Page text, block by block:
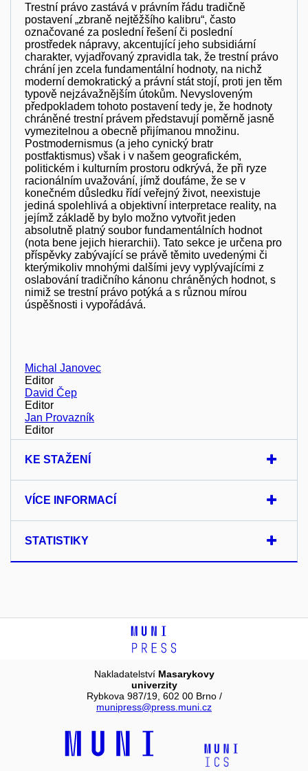
Trestní právo zastává v právním řádu tradičně
postavení „zbraně nejtěžšího kalibru“, často
označované za poslední řešení či poslední
prostředek nápravy, akcentující jeho subsidiární
charakter, vyjadřovaný zpravidla tak, že trestní právo
chrání jen zcela fundamentální hodnoty, na nichž
moderní demokratický a právní stát stojí, proti jen těm
typově nejzávažnějším útokům. Nevysloveným
předpokladem tohoto postavení tedy je, že hodnoty
chráněné trestní právem představují poměrně jasně
vymezitelnou a obecně přijímanou množinu.
Postmodernismus (a jeho cynický bratr
postfaktismus) však i v našem geografickém,
politickém i kulturním prostoru odkrývá, že při ryze
racionálním uvažování, jímž doufáme, že se v
konečném důsledku řídí veřejný život, neexistuje
jediná spolehlivá a objektivní interpretace reality, na
jejímž základě by bylo možno vytvořit jeden
absolutně platný soubor fundamentálních hodnot
(nota bene jejich hierarchii). Tato sekce je určena pro
příspěvky zabývající se právě těmito uvedenými či
kterýmikoliv mnohými dalšími jevy vyplývajícími z
oslabování tradičního kánonu chráněných hodnot, s
nimiž se trestní právo potýká a s různou mírou
úspěšnosti i vypořádává.
Michal Janovec
Editor
David Čep
Editor
Jan Provazník
Editor
KE STAŽENÍ
VÍCE INFORMACÍ
STATISTIKY
Nakladatelství Masarykovy
univerzity
Rybkova 987/19, 602 00 Brno /
munipress@press.muni.cz